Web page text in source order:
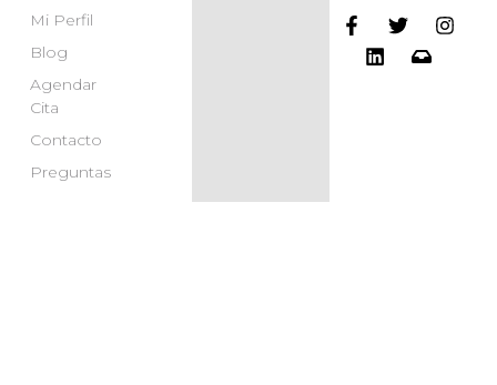
Mi Perfil
Blog
Agendar
Cita
Contacto
Preguntas